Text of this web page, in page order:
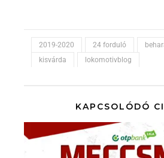
2019-2020 24 forduló
kisvárda
lokomotivblog
KAPCSOLÓDÓ